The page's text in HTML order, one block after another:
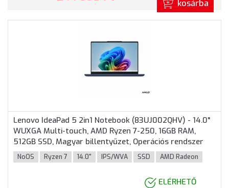
kosárba
Lenovo IdeaPad 5 2in1 Notebook (83UJ002QHV) - 14.0"
WUXGA Multi-touch, AMD Ryzen 7-250, 16GB RAM,
512GB SSD, Magyar billentyűzet, Operációs rendszer
nélkül, hálózati adapter nélkül, 3 év garancia, Kék
színben
NoOS Ryzen 7 14.0" IPS/WVA SSD AMD Radeon
ELÉRHETŐ